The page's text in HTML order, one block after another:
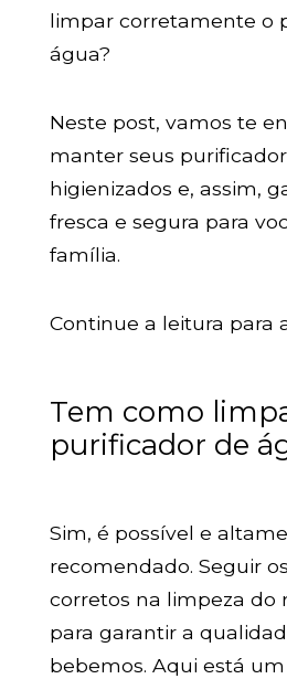
limpar corretamente o
água?
Neste post, vamos te
manter seus
higienizados e, assim,
fresca e segura para
família.
Continue a leitura para
Tem como
purificador de
Sim, é possível e
recomendado. Seguir
corretos na limpeza do
para garantir a
bebemos. Aqui está